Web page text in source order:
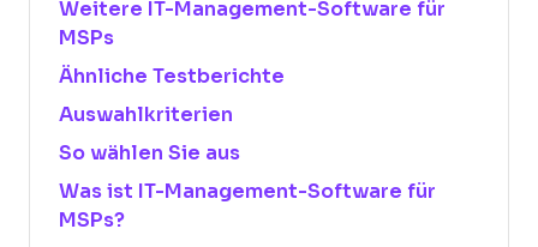
Weitere IT-Management-Software für
MSPs
Ähnliche Testberichte
Auswahlkriterien
So wählen Sie aus
Was ist IT-Management-Software für
MSPs?